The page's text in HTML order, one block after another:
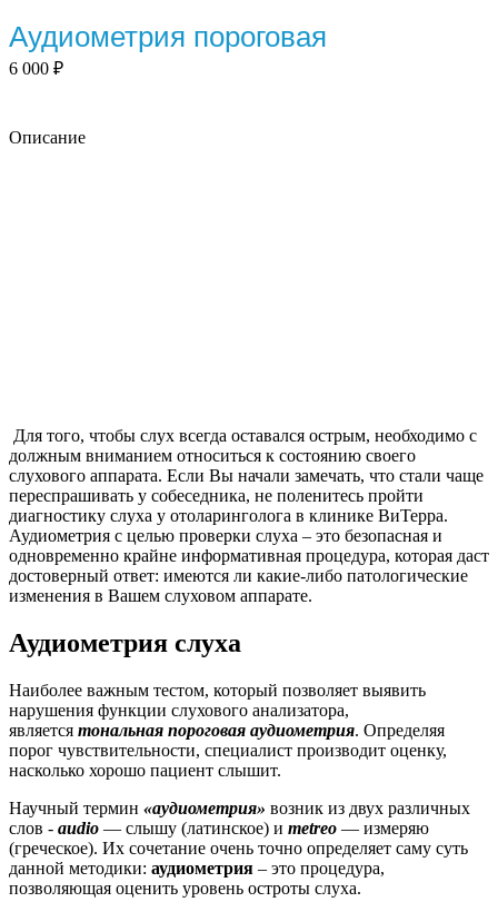
Аудиометрия пороговая
6 000 ₽
Описание
Для того, чтобы слух всегда оставался острым, необходимо с
должным вниманием относиться к состоянию своего
слухового аппарата. Если Вы начали замечать, что стали чаще
переспрашивать у собеседника, не поленитесь пройти
диагностику слуха у отоларинголога в клинике ВиТерра.
Аудиометрия с целью проверки слуха – это безопасная и
одновременно крайне информативная процедура, которая даст
достоверный ответ: имеются ли какие-либо патологические
изменения в Вашем слуховом аппарате.
Аудиометрия слуха
Наиболее важным тестом, который позволяет выявить
нарушения функции слухового анализатора,
является тональная пороговая аудиометрия. Определяя
порог чувствительности, специалист производит оценку,
насколько хорошо пациент слышит.
Научный термин «аудиометрия» возник из двух различных
слов - audio — слышу (латинское) и metreo — измеряю
(греческое). Их сочетание очень точно определяет саму суть
данной методики: аудиометрия – это процедура,
позволяющая оценить уровень остроты слуха.